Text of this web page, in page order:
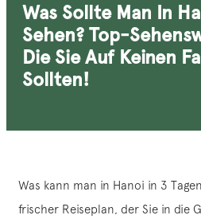
Was Sollte Man In
Sehen? Top-
Die Sie Auf Keinen
Sollten!
Was kann man in Hanoi in 3
frischer Reiseplan, der Sie in die